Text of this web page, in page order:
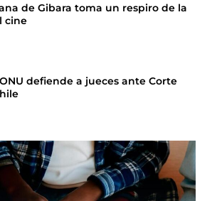
de Gibara toma un respiro de la
cine
defiende a jueces ante Corte